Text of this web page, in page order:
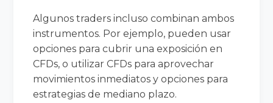
Algunos traders incluso combinan ambos
instrumentos. Por ejemplo, pueden usar
opciones para cubrir una exposición en
CFDs, o utilizar CFDs para aprovechar
movimientos inmediatos y opciones para
estrategias de mediano plazo.